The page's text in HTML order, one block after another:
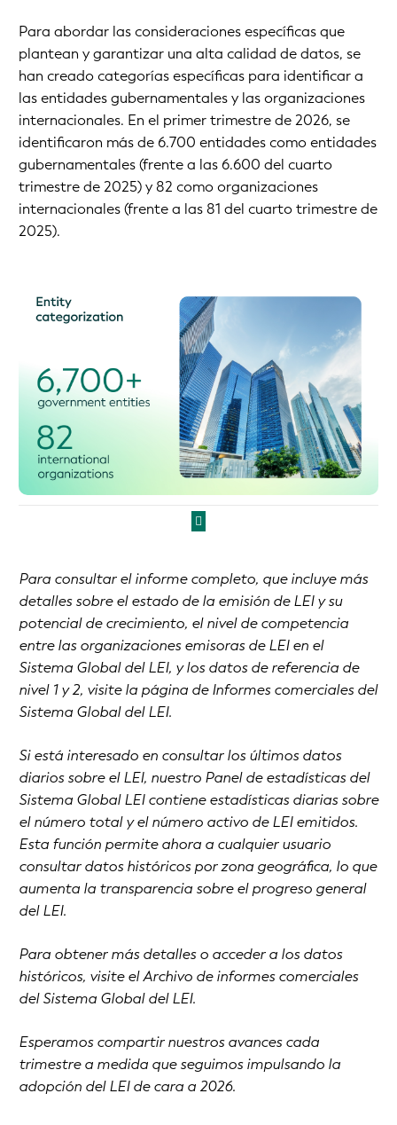
Para abordar las consideraciones específicas que
plantean y garantizar una alta calidad de datos, se
han creado categorías específicas para identificar a
las entidades gubernamentales y las organizaciones
internacionales. En el primer trimestre de 2026, se
identificaron más de 6.700 entidades como entidades
gubernamentales (frente a las 6.600 del cuarto
trimestre de 2025) y 82 como organizaciones
internacionales (frente a las 81 del cuarto trimestre de
2025).
Para consultar el informe completo, que incluye más
detalles sobre el estado de la emisión de LEI y su
potencial de crecimiento, el nivel de competencia
entre las organizaciones emisoras de LEI en el
Sistema Global del LEI, y los datos de referencia de
nivel 1 y 2, visite la página de Informes comerciales del
Sistema Global del LEI.
Si está interesado en consultar los últimos datos
diarios sobre el LEI, nuestro Panel de estadísticas del
Sistema Global LEI contiene estadísticas diarias sobre
el número total y el número activo de LEI emitidos.
Esta función permite ahora a cualquier usuario
consultar datos históricos por zona geográfica, lo que
aumenta la transparencia sobre el progreso general
del LEI.
Para obtener más detalles o acceder a los datos
históricos, visite el Archivo de informes comerciales
del Sistema Global del LEI.
Esperamos compartir nuestros avances cada
trimestre a medida que seguimos impulsando la
adopción del LEI de cara a 2026.